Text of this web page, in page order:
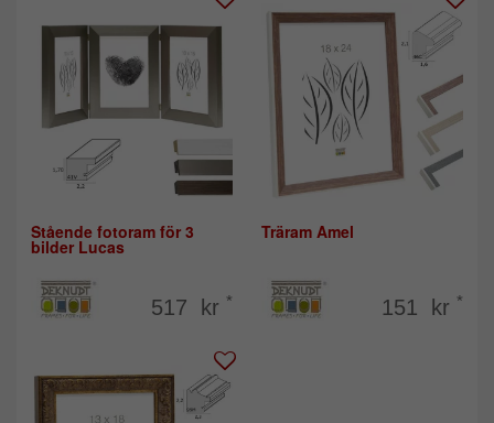
Stående fotoram för 3
bilder Lucas
517 kr *
Träram Amel
151 kr *